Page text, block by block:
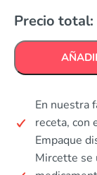
Precio total:
En nuestra
receta, con
Empaque
Mircette se